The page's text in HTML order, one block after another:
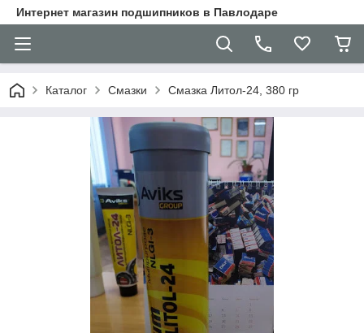
Интернет магазин подшипников в Павлодаре
Каталог Смазки Смазка Литол-24, 380 гр